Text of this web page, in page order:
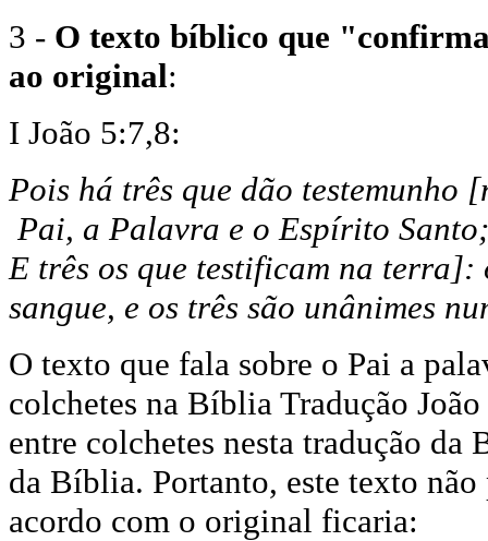
3 - O texto bíblico que
ao original:
I João 5:7,8:
Pois há três que dão testemunho
Pai, a Palavra e o Espírito
E três os que testificam na
sangue, e os três são unânimes
O texto que fala sobre o Pai a
colchetes na Bíblia Tradução
entre colchetes nesta tradução
da Bíblia. Portanto, este texto
acordo com o original ficaria: